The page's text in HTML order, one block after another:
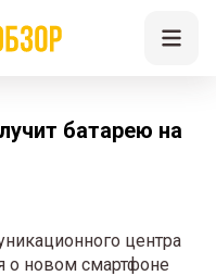
батарею на
центра
о новом смартфоне